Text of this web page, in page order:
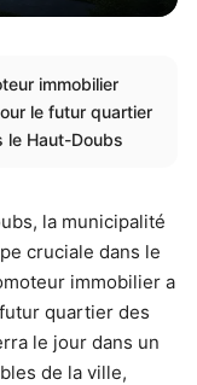
immobilier
le futur quartier
le Haut-Doubs
la municipalité
cruciale dans le
immobilier a
quartier des
le jour dans un
de la ville,